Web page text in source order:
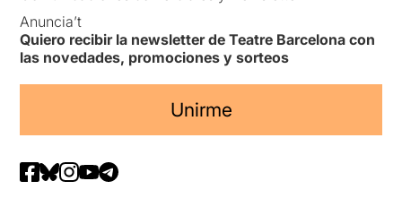
Anuncia’t
Quiero recibir la newsletter de Teatre Barcelona con
las novedades, promociones y sorteos
Unirme